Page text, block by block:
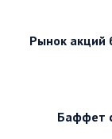
Рынок акций
Баффет